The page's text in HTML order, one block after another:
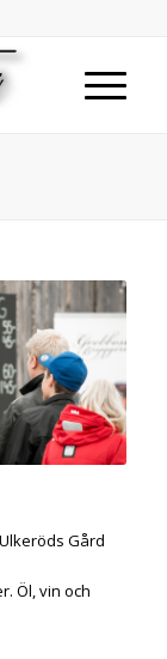
Ulkeröds Gård
Öl, vin och